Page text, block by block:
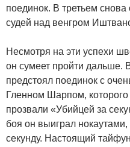
поединок. В третьем
судей над венгром
Несмотря на эти успехи
он сумеет пройти дальше.
предстоял поединок с
Гленном Шарпом,
прозвали «Убийцей за
боя он выиграл нокаутами,
секунду. Настоящий